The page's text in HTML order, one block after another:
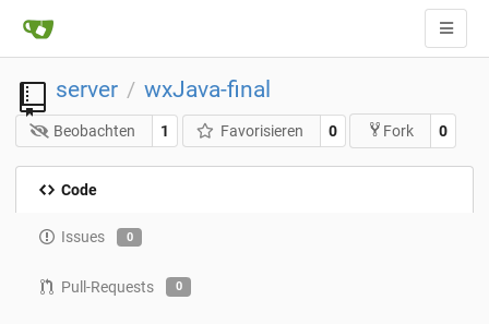
server / wxJava-final
Beobachten 1 Favorisieren 0 Fork 0
Code
Issues 0
Pull-Requests 0